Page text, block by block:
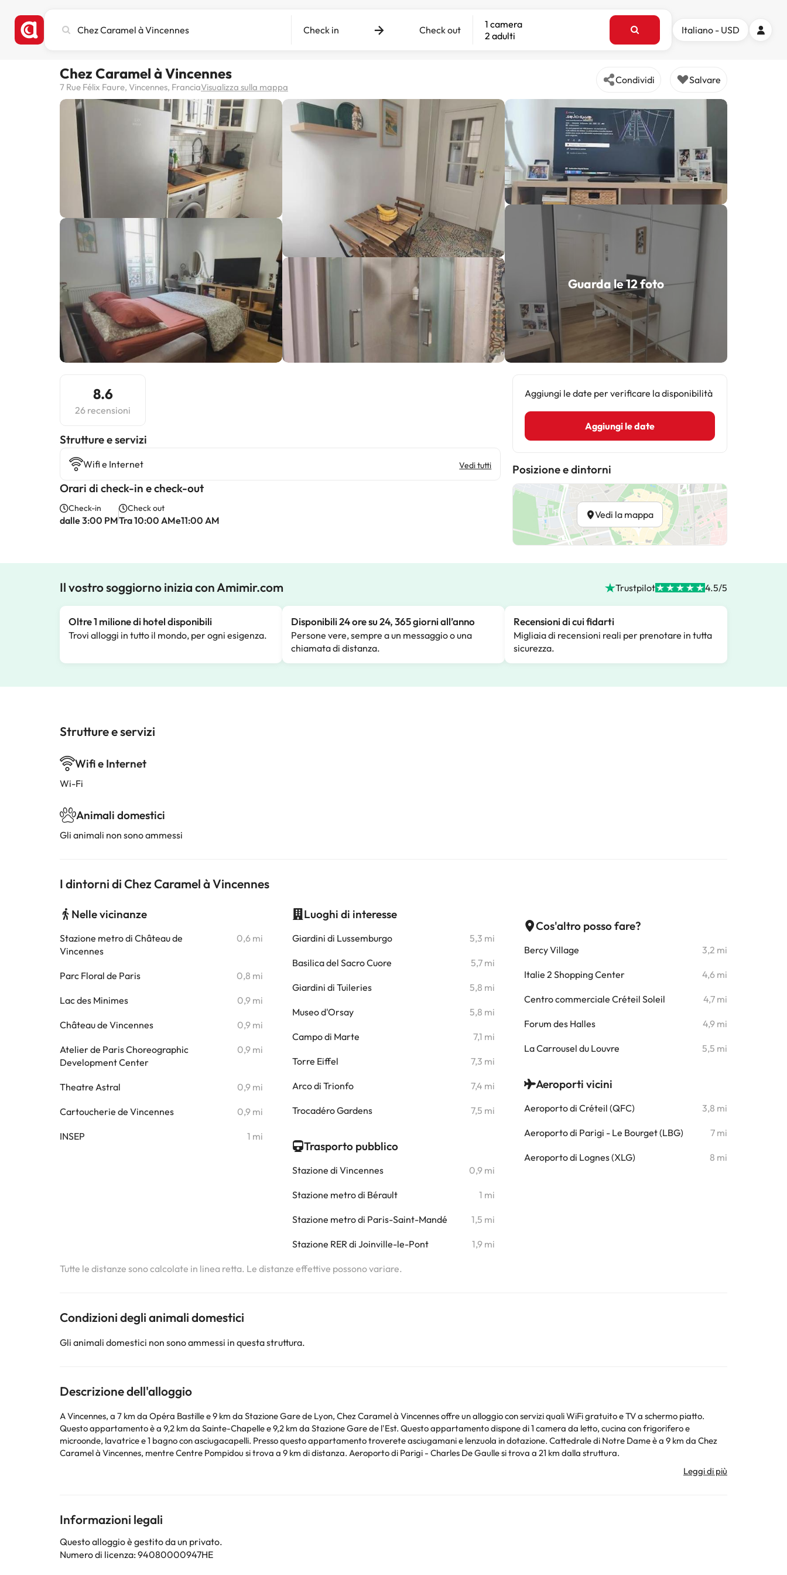
città,
destinazione
Check in Check out
1 camera
2 adulti
Italiano - USD
Chez Caramel à Vincennes
7 Rue Félix Faure, Vincennes, FranciaVisualizza sulla mappa
Condividi Salvare
Guarda le 12 foto
8.6
26 recensioni
​Strutture e servizi
Wifi e Internet Vedi tutti
Orari di check-in e check-out
Check-in
dalle 3:00 PM
Check out
Tra 10:00 AMe11:00 AM
Aggiungi le date per verificare la disponibilità
Aggiungi le date
Posizione e dintorni
Vedi la mappa
Il vostro soggiorno inizia con Amimir.com Trustpilot 4.5/5
Oltre 1 milione di hotel disponibili
Trovi alloggi in tutto il mondo, per ogni esigenza.
Disponibili 24 ore su 24, 365 giorni all’anno
Persone vere, sempre a un messaggio o una
chiamata di distanza.
Recensioni di cui fidarti
Migliaia di recensioni reali per prenotare in tutta
sicurezza.
Strutture e servizi
Wifi e Internet
Wi-Fi
Animali domestici
Gli animali non sono ammessi
I dintorni di Chez Caramel à Vincennes
Nelle vicinanze
Stazione metro di Château de
Vincennes
0,6 mi
Parc Floral de Paris 0,8 mi
Lac des Minimes 0,9 mi
Château de Vincennes 0,9 mi
Atelier de Paris Choreographic
Development Center
0,9 mi
Theatre Astral 0,9 mi
Cartoucherie de Vincennes 0,9 mi
INSEP 1 mi
Luoghi di interesse
Giardini di Lussemburgo 5,3 mi
Basilica del Sacro Cuore 5,7 mi
Giardini di Tuileries 5,8 mi
Museo d'Orsay 5,8 mi
Campo di Marte 7,1 mi
Torre Eiffel 7,3 mi
Arco di Trionfo 7,4 mi
Trocadéro Gardens 7,5 mi
Trasporto pubblico
Stazione di Vincennes 0,9 mi
Stazione metro di Bérault 1 mi
Stazione metro di Paris-Saint-Mandé 1,5 mi
Stazione RER di Joinville-le-Pont 1,9 mi
Cos'altro posso fare?
Bercy Village 3,2 mi
Italie 2 Shopping Center 4,6 mi
Centro commerciale Créteil Soleil 4,7 mi
Forum des Halles 4,9 mi
La Carrousel du Louvre 5,5 mi
Aeroporti vicini
Aeroporto di Créteil (QFC) 3,8 mi
Aeroporto di Parigi - Le Bourget (LBG) 7 mi
Aeroporto di Lognes (XLG) 8 mi
Tutte le distanze sono calcolate in linea retta. Le distanze effettive possono variare.
Condizioni degli animali domestici
Gli animali domestici non sono ammessi in questa struttura.
Descrizione dell'alloggio
A Vincennes, a 7 km da Opéra Bastille e 9 km da Stazione Gare de Lyon, Chez Caramel à Vincennes offre un alloggio con servizi quali WiFi gratuito e TV a schermo piatto.
Questo appartamento è a 9,2 km da Sainte-Chapelle e 9,2 km da Stazione Gare de l'Est. Questo appartamento dispone di 1 camera da letto, cucina con frigorifero e
microonde, lavatrice e 1 bagno con asciugacapelli. Presso questo appartamento troverete asciugamani e lenzuola in dotazione. Cattedrale di Notre Dame è a 9 km da Chez
Caramel à Vincennes, mentre Centre Pompidou si trova a 9 km di distanza. Aeroporto di Parigi - Charles De Gaulle si trova a 21 km dalla struttura.
Informazioni legali
Questo alloggio è gestito da un privato.
Numero di licenza: 94080000947HE